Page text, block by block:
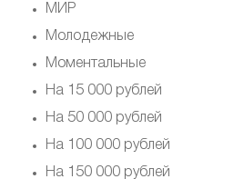
МИР
Молодежные
Моментальные
На 15 000 рублей
На 50 000 рублей
На 100 000 рублей
На 150 000 рублей